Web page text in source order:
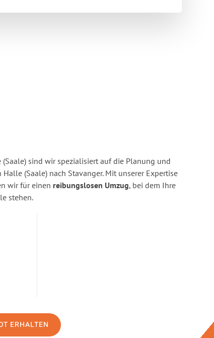
sind wir spezialisiert auf die Planung und
(Saale) nach Stavanger. Mit unserer Expertise
wir für einen reibungslosen Umzug, bei dem Ihre
stehen.
ERHALTEN